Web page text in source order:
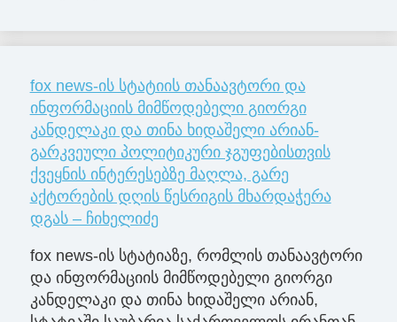
fox news-ის სტატიის თანაავტორი და
ინფორმაციის მიმწოდებელი გიორგი
კანდელაკი და თინა ხიდაშელი არიან-
გარკვეული პოლიტიკური ჯგუფებისთვის
ქვეყნის ინტერესებზე მაღლა, გარე
აქტორების დღის წესრიგის მხარდაჭერა
დგას – ჩიხელიძე
fox news-ის სტატიაზე, რომლის თანაავტორი
და ინფორმაციის მიმწოდებელი გიორგი
კანდელაკი და თინა ხიდაშელი არიან,